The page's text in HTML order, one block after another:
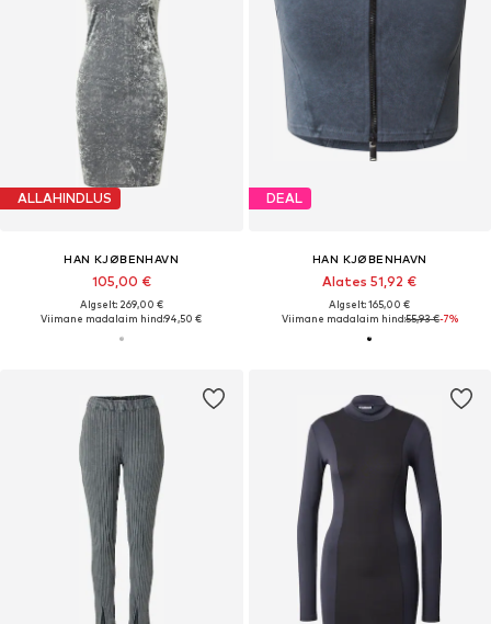
ALLAHINDLUS
HAN KJØBENHAVN
105,00 €
Algselt: 269,00 €
Viimane madalaim hind:94,50 €
DEAL
HAN KJØBENHAVN
Alates 51,92 €
Algselt: 165,00 €
Viimane madalaim hind:55,93 €-7%